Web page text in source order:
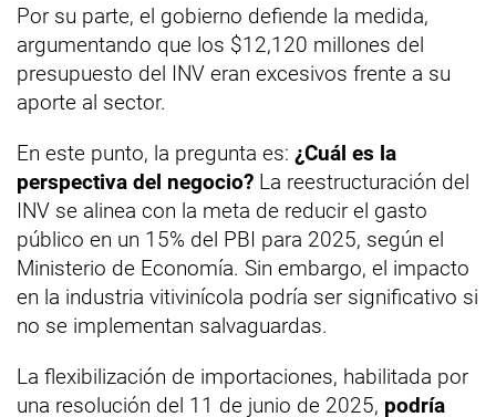
Por su parte, el gobierno defiende la medida,
argumentando que los $12,120 millones del
presupuesto del INV eran excesivos frente a su
aporte al sector.
En este punto, la pregunta es: ¿Cuál es la
perspectiva del negocio? La reestructuración del
INV se alinea con la meta de reducir el gasto
público en un 15% del PBI para 2025, según el
Ministerio de Economía. Sin embargo, el impacto
en la industria vitivinícola podría ser significativo si
no se implementan salvaguardas.
La flexibilización de importaciones, habilitada por
una resolución del 11 de junio de 2025, podría